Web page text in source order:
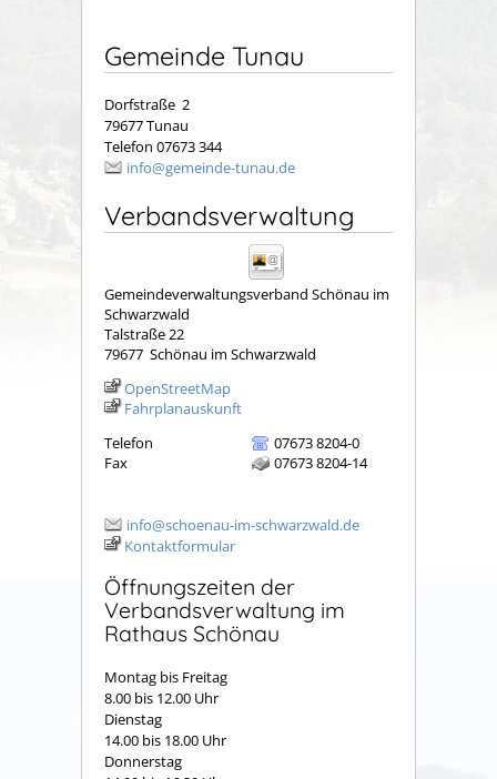
Gemeinde Tunau
Dorfstraße 2
79677 Tunau
Telefon 07673 344
info@gemeinde-tunau.de
Verbandsverwaltung
Gemeindeverwaltungsverband Schönau im
Schwarzwald
Talstraße 22
79677 Schönau im Schwarzwald
OpenStreetMap
Fahrplanauskunft
Telefon
07673 8204-0
Fax
07673 8204-14
info@schoenau-im-schwarzwald.de
Kontaktformular
Öffnungszeiten der
Verbandsverwaltung im
Rathaus Schönau
Montag bis Freitag
8.00 bis 12.00 Uhr
Dienstag
14.00 bis 18.00 Uhr
Donnerstag